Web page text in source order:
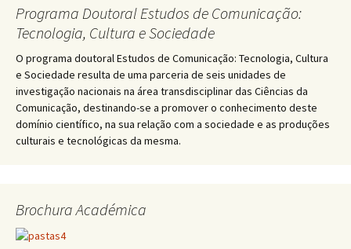
Programa Doutoral Estudos de Comunicação:
Tecnologia, Cultura e Sociedade
O programa doutoral Estudos de Comunicação: Tecnologia, Cultura
e Sociedade resulta de uma parceria de seis unidades de
investigação nacionais na área transdisciplinar das Ciências da
Comunicação, destinando-se a promover o conhecimento deste
domínio científico, na sua relação com a sociedade e as produções
culturais e tecnológicas da mesma.
Brochura Académica